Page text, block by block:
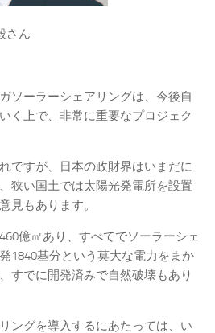
さん
ソーラーシェアリングは、今後自
く上で、非常に重要なプロジェク
ですが、日本の政財界はいまだに
狭い国土では太陽光発電所を設置
見もあります。
億㎡あり、すべてでソーラーシェ
1840基分という莫大な電力をまか
すでに開発済みで自然破壊もあり
ングを導入するにあたっては、い